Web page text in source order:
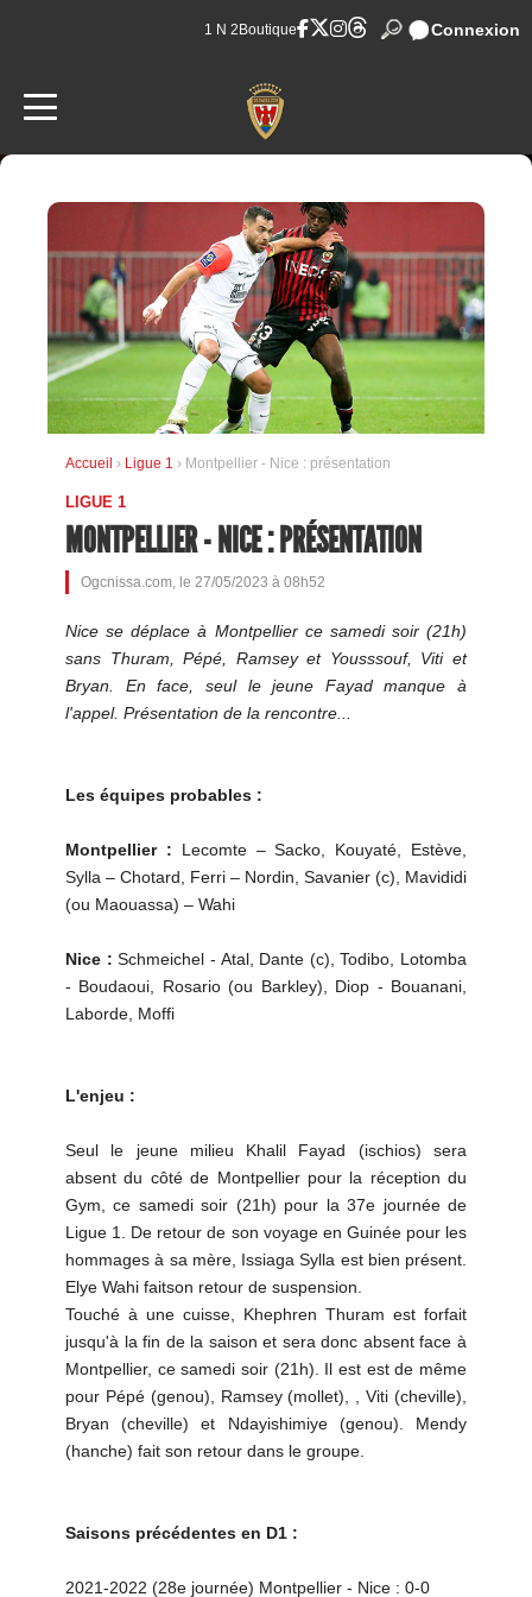
1 N 2 Boutique Connexion
Accueil › Ligue 1 › Montpellier - Nice : présentation
LIGUE 1
MONTPELLIER - NICE : PRÉSENTATION
Ogcnissa.com, le 27/05/2023 à 08h52
Nice se déplace à Montpellier ce samedi soir (21h)
sans Thuram, Pépé, Ramsey et Yousssouf, Viti et
Bryan. En face, seul le jeune Fayad manque à
l'appel. Présentation de la rencontre...
Les équipes probables :
Montpellier : Lecomte – Sacko, Kouyaté, Estève,
Sylla – Chotard, Ferri – Nordin, Savanier (c), Mavididi
(ou Maouassa) – Wahi
Nice : Schmeichel - Atal, Dante (c), Todibo, Lotomba
- Boudaoui, Rosario (ou Barkley), Diop - Bouanani,
Laborde, Moffi
L'enjeu :
Seul le jeune milieu Khalil Fayad (ischios) sera
absent du côté de Montpellier pour la réception du
Gym, ce samedi soir (21h) pour la 37e journée de
Ligue 1. De retour de son voyage en Guinée pour les
hommages à sa mère, Issiaga Sylla est bien présent.
Elye Wahi faitson retour de suspension.
Touché à une cuisse, Khephren Thuram est forfait
jusqu'à la fin de la saison et sera donc absent face à
Montpellier, ce samedi soir (21h). Il est est de même
pour Pépé (genou), Ramsey (mollet), , Viti (cheville),
Bryan (cheville) et Ndayishimiye (genou). Mendy
(hanche) fait son retour dans le groupe.
Saisons précédentes en D1 :
2021-2022 (28e journée) Montpellier - Nice : 0-0